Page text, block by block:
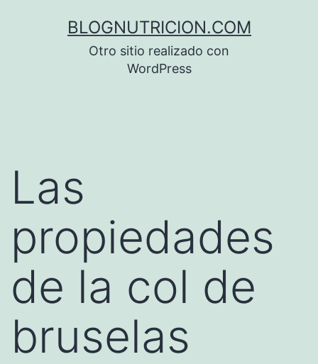
BLOGNUTRICION.COM
Otro sitio realizado con
WordPress
Las
propiedades
de la col de
bruselas